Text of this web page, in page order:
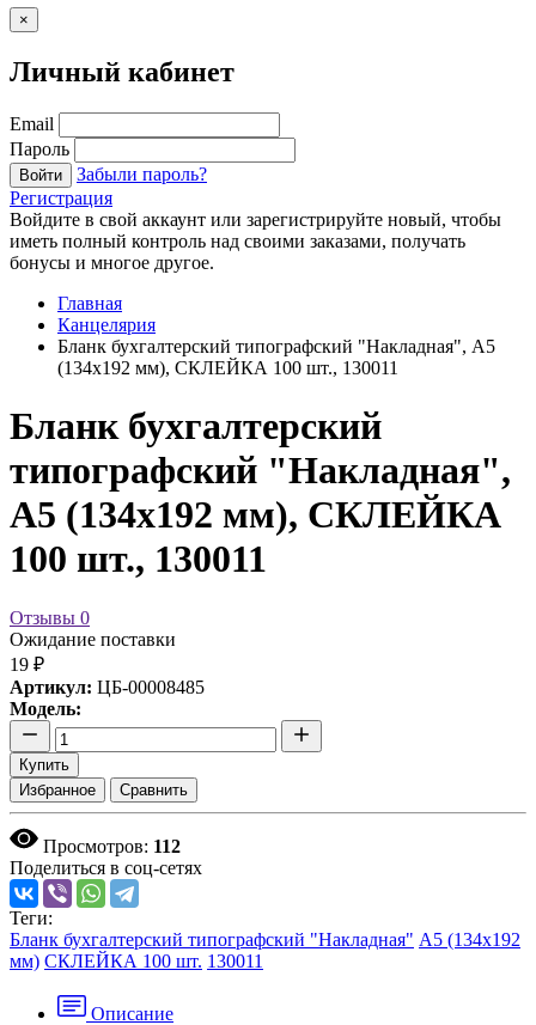
×
Личный кабинет
Email
Пароль
Войти
Забыли пароль?
Регистрация
Войдите в свой аккаунт или зарегистрируйте новый, чтобы
иметь полный контроль над своими заказами, получать
бонусы и многое другое.
Главная
Канцелярия
Бланк бухгалтерский типографский "Накладная", А5
(134х192 мм), СКЛЕЙКА 100 шт., 130011
Бланк бухгалтерский
типографский "Накладная",
А5 (134х192 мм), СКЛЕЙКА
100 шт., 130011
Отзывы 0
Ожидание поставки
19 ₽
Артикул: ЦБ-00008485
Модель:
Купить
Избранное
Сравнить
Просмотров: 112
Поделиться в соц-сетях
Теги:
Бланк бухгалтерский типографский "Накладная" А5 (134х192
мм) СКЛЕЙКА 100 шт. 130011
Описание